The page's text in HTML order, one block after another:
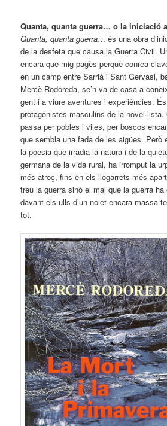
Quanta, quanta guerra… o la iniciació
Quanta, quanta guerra… és una obra
de la desfeta que causa la Guerra Civil.
encara que mig pagès perquè conrea
en un camp entre Sarrià i Sant Gervasi,
Mercè Rodoreda, se’n va de casa a
gent i a viure aventures i experiències.
protagonistes masculins de la
passa per pobles i viles, per boscos
que sembla una fada de les aigües. Però
la poesia que irradia la natura i de la
germana de la vida rural, ha irromput la
més atroç, fins en els llogarrets més
treu la guerra sinó el mal que la guerra ha
davant els ulls d’un noiet encara massa
tot.